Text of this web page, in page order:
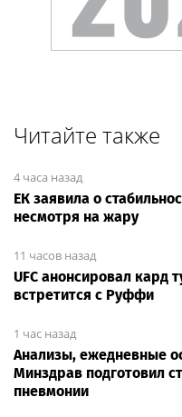
Читайте также
4 часа назад
ЕК заявила о
несмотря на жару
11 часов назад
UFC анонсировал кард
встретится с Руффи
1 час назад
Анализы, ежедневные
Минздрав подготовил
пневмонии